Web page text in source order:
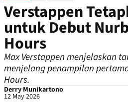
Verstappen
untuk Debut
Hours
Max Verstappen menjelaskan
menjelang penampilan
Hours.
Derry Munikartono
12 May 2026